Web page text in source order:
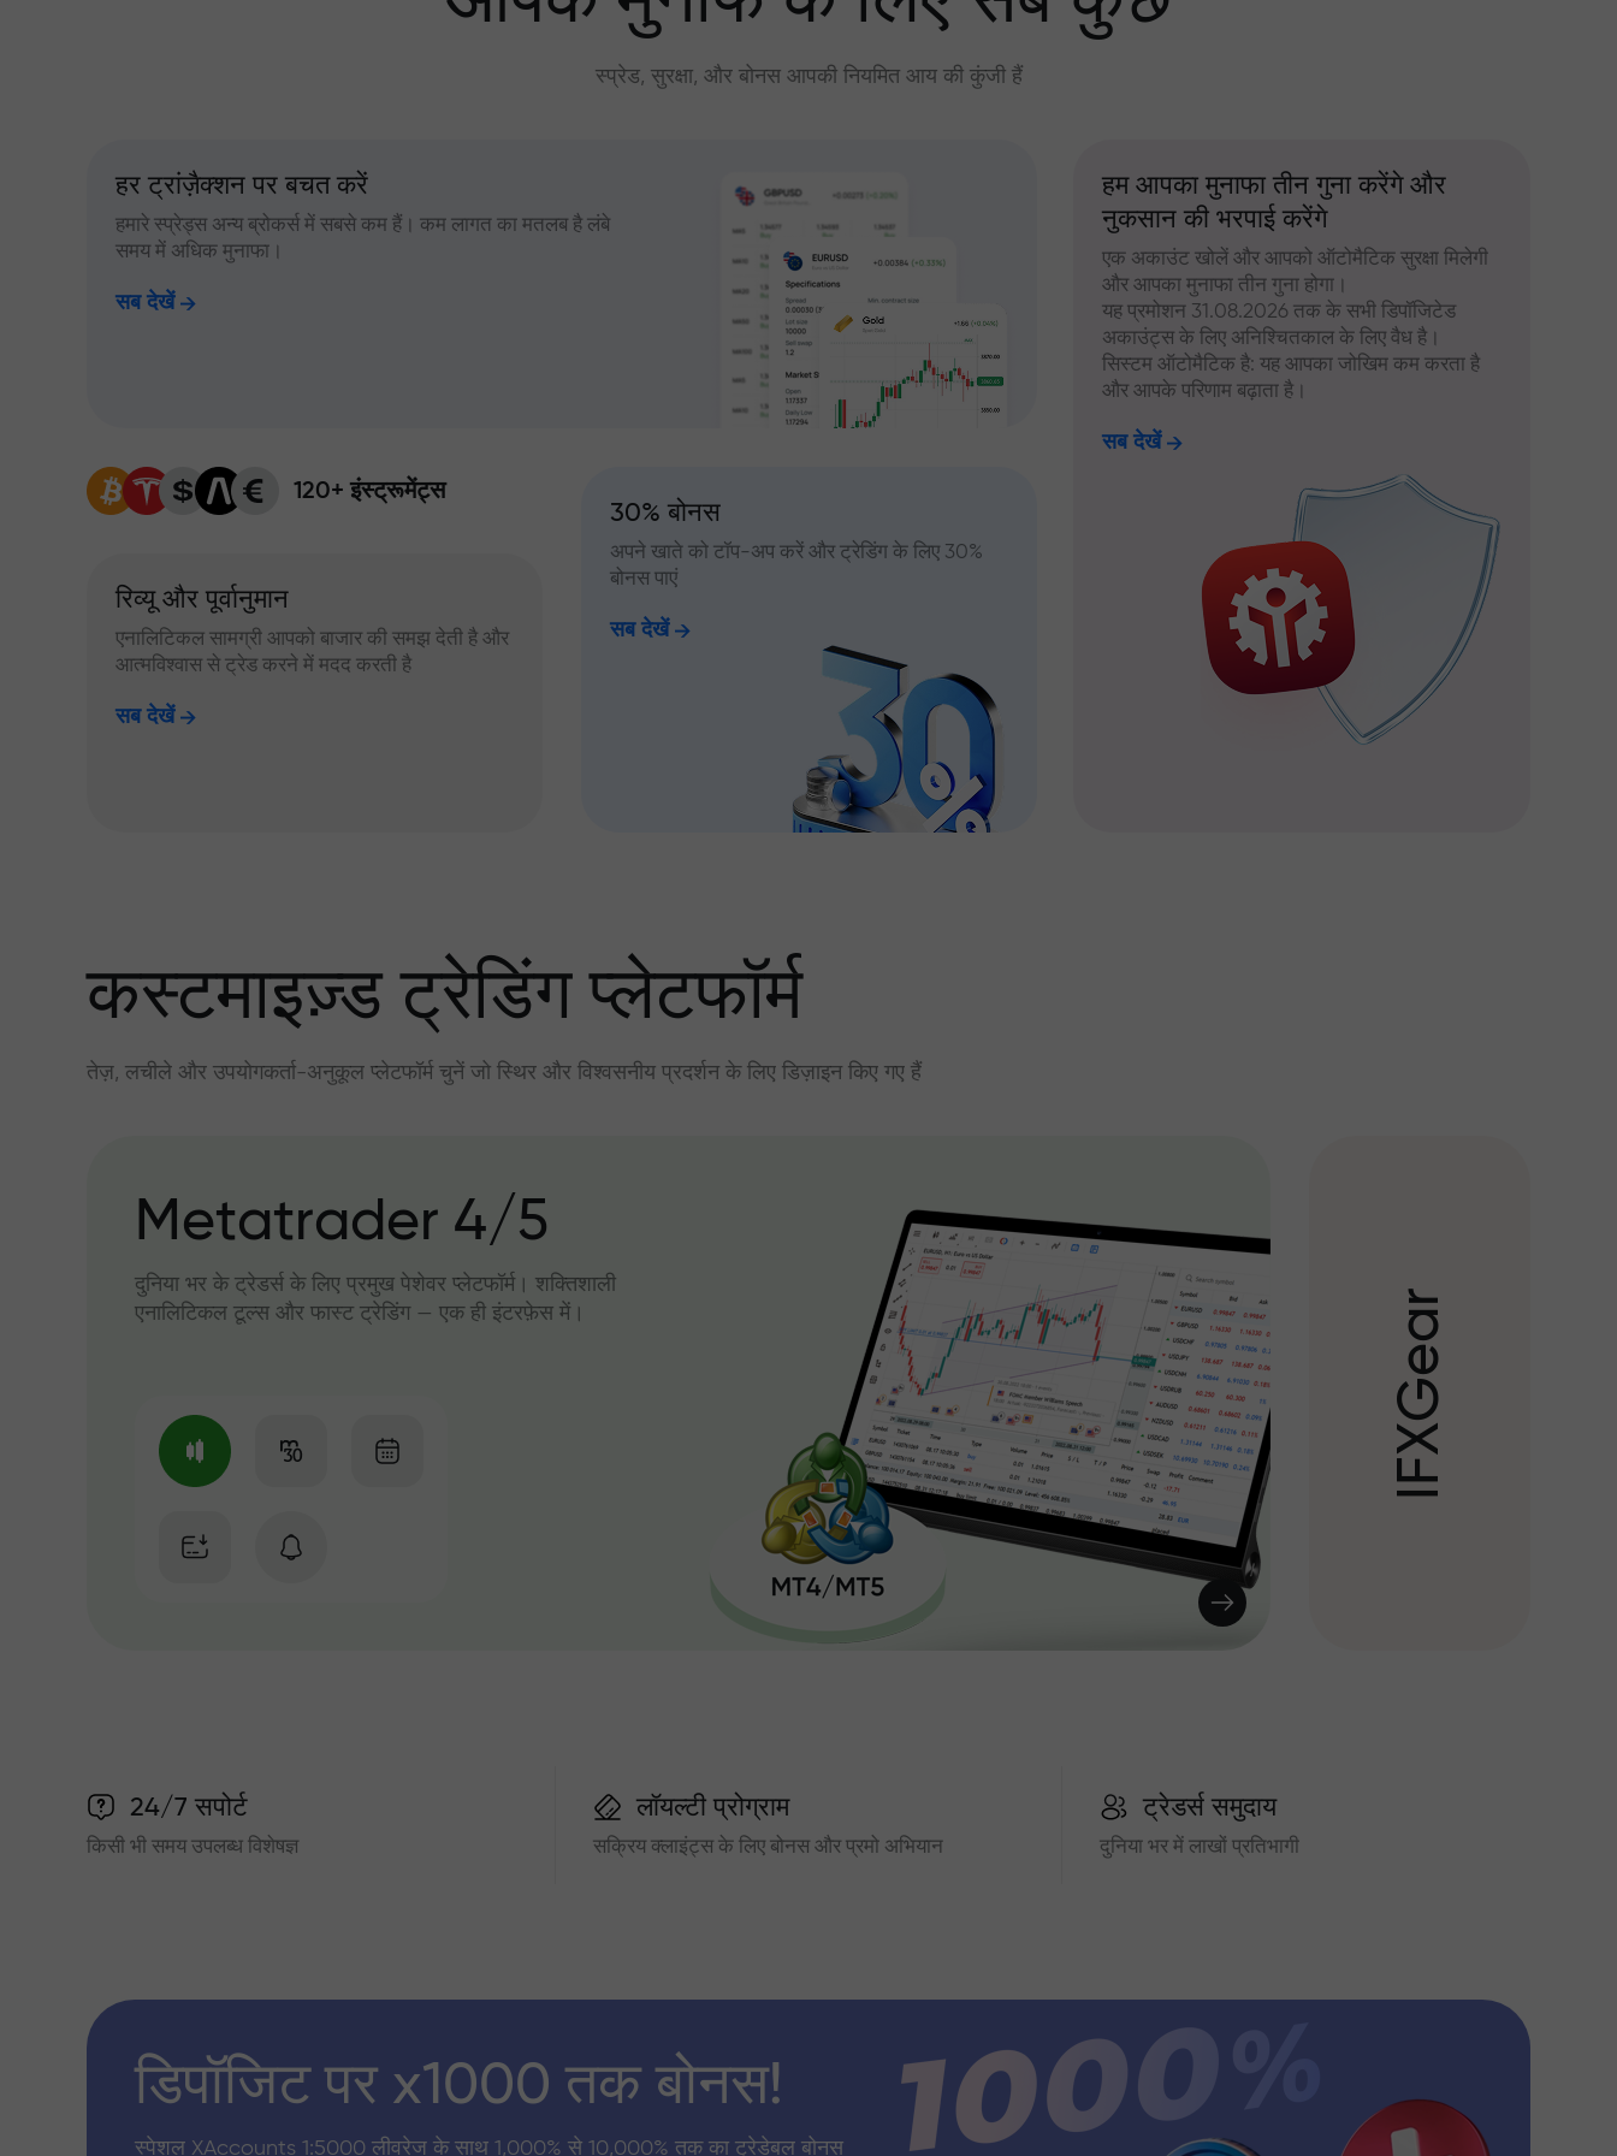
स्प्रेड, सुरक्षा, और बोनस आपकी नियमित आय की कुंजी हैं
हर ट्रांज़ैक्शन पर बचत करें
हमारे स्प्रेड्स अन्य ब्रोकर्स में सबसे कम हैं। कम लागत का मतलब है लंबे
समय में अधिक मुनाफा।
सब देखें
120+ इंस्ट्रूमेंट्स
रिव्यू और पूर्वानुमान
एनालिटिकल सामग्री आपको बाजार की समझ देती है और
आत्मविश्वास से ट्रेड करने में मदद करती है
सब देखें
30% बोनस
अपने खाते को टॉप-अप करें और ट्रेडिंग के लिए 30%
बोनस पाएं
सब देखें
हम आपका मुनाफा तीन गुना करेंगे और
नुकसान की भरपाई करेंगे
एक अकाउंट खोलें और आपको ऑटोमैटिक सुरक्षा मिलेगी
और आपका मुनाफा तीन गुना होगा।
यह प्रमोशन 31.08.2026 तक के सभी डिपॉजिटेड
अकाउंट्स के लिए अनिश्चितकाल के लिए वैध है।
सिस्टम ऑटोमैटिक है: यह आपका जोखिम कम करता है
और आपके परिणाम बढ़ाता है।
सब देखें
कस्टमाइज़्ड ट्रेडिंग प्लेटफॉर्म
तेज़, लचीले और उपयोगकर्ता-अनुकूल प्लेटफॉर्म चुनें जो स्थिर और विश्वसनीय प्रदर्शन के लिए डिज़ाइन किए गए हैं
Metatrader 4/5
दुनिया भर के ट्रेडर्स के लिए प्रमुख पेशेवर प्लेटफॉर्म। शक्तिशाली
एनालिटिकल टूल्स और फास्ट ट्रेडिंग — एक ही इंटरफ़ेस में।
I
F
X
G
e
a
r
24/7 सपोर्ट
किसी भी समय उपलब्ध विशेषज्ञ
लॉयल्टी प्रोग्राम
सक्रिय क्लाइंट्स के लिए बोनस और प्रमो अभियान
ट्रेडर्स समुदाय
दुनिया भर में लाखों प्रतिभागी
डिपॉजिट पर x1000 तक बोनस!
स्पेशल XAccounts 1:5000 लीवरेज के साथ 1,000% से 10,000% तक का ट्रेडेबल बोनस